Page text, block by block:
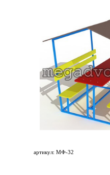
артикул: МФ-32